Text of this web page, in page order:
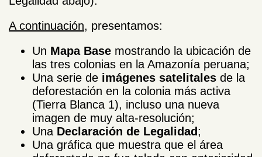
A continuación, presentamos:
Un Mapa Base mostrando la ubicación de
las tres colonias en la Amazonía peruana;
Una serie de imágenes satelitales de la
deforestación en la colonia más activa
(Tierra Blanca 1), incluso una nueva
imagen de muy alta-resolución;
Una Declaración de Legalidad;
Una gráfica que muestra que el área